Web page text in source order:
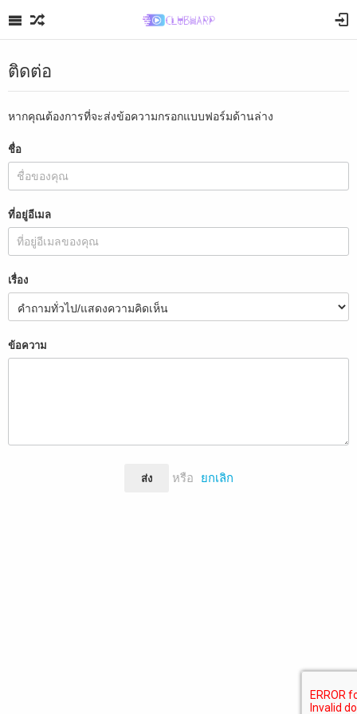
ติดต่อ
หากคุณต้องการที่จะส่งข้อความกรอกแบบฟอร์มด้านล่าง
ชื่อ
ที่อยู่อีเมล
เรื่อง
ข้อความ
ส่ง หรือ ยกเลิก